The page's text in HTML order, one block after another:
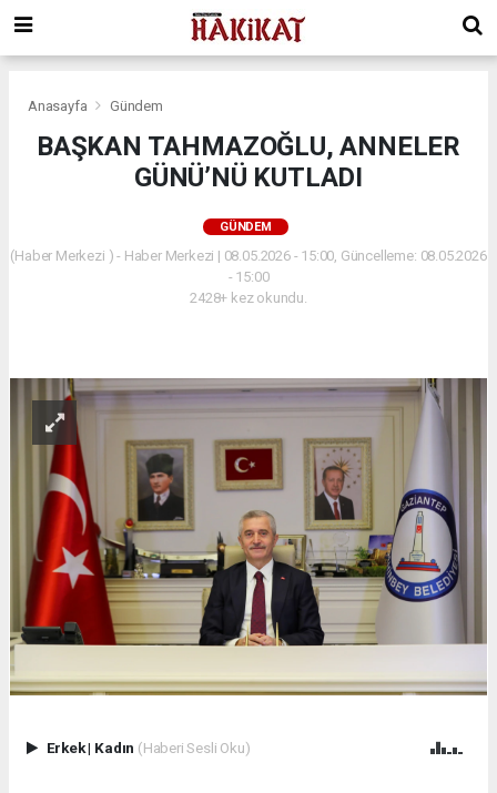
Anasayfa Gündem
BAŞKAN TAHMAZOĞLU, ANNELER
GÜNÜ’NÜ KUTLADI
GÜNDEM
(Haber Merkezi ) - Haber Merkezi | 08.05.2026 - 15:00, Güncelleme: 08.05.2026
- 15:00
2428+ kez okundu.
Erkek| Kadın (Haberi Sesli Oku)